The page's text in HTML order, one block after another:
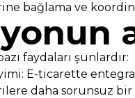
bağlama ve
faydaları şunlardır:
E-ticarette
daha sorunsuz bir